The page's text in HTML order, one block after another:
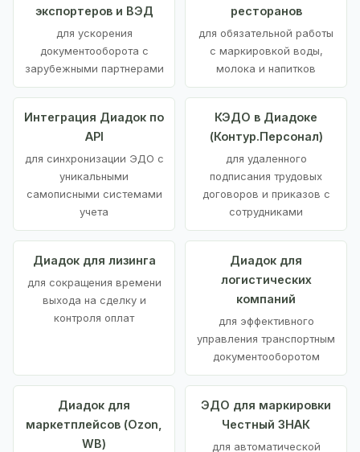
экспортеров и ВЭД
для ускорения
документооборота с
зарубежными партнерами
ресторанов
для обязательной работы
с маркировкой воды,
молока и напитков
Интеграция Диадок по
API
для синхронизации ЭДО с
уникальными
самописными системами
учета
КЭДО в Диадоке
(Контур.Персонал)
для удаленного
подписания трудовых
договоров и приказов с
сотрудниками
Диадок для лизинга
для сокращения времени
выхода на сделку и
контроля оплат
Диадок для
логистических
компаний
для эффективного
управления транспортным
документооборотом
Диадок для
маркетплейсов (Ozon,
WB)
ЭДО для маркировки
Честный ЗНАК
для автоматической